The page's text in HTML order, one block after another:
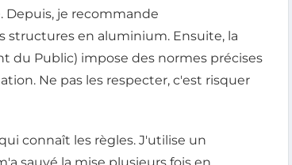
Depuis, je recommande
en aluminium. Ensuite, la
du Public) impose des normes précises
Ne pas les respecter, c'est risquer
connaît les règles. J'utilise un